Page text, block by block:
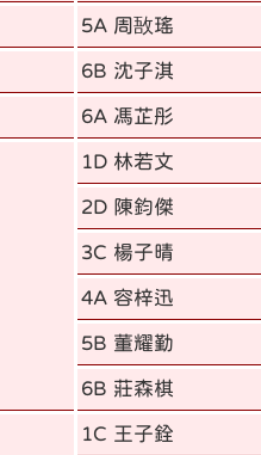
5A 周敔瑤
6B 沈子淇
6A 馮芷彤
1D 林若文
2D 陳鈞傑
3C 楊子晴
4A 容梓迅
5B 董耀勤
6B 莊森棋
1C 王子銓